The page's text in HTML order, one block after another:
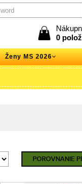
0
Ženy MS 2026
POROVNANIE